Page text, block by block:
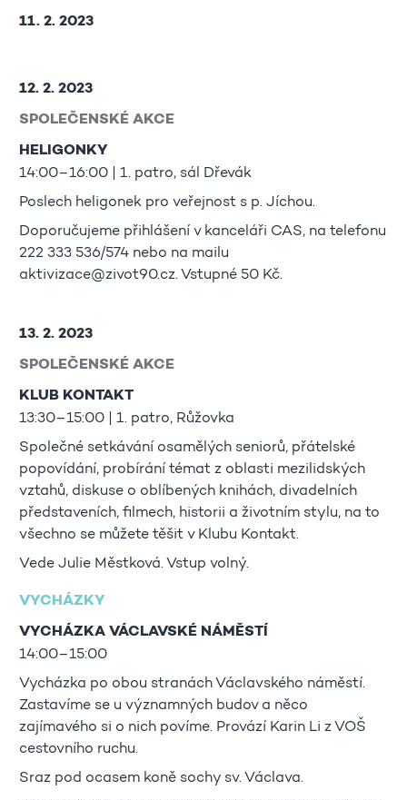
11. 2. 2023
12. 2. 2023
SPOLEČENSKÉ AKCE
HELIGONKY
14:00–16:00 | 1. patro, sál Dřevák
Poslech heligonek pro veřejnost s p. Jíchou.
Doporučujeme přihlášení v kanceláři CAS, na telefonu
222 333 536/574 nebo na mailu
aktivizace@zivot90.cz. Vstupné 50 Kč.
13. 2. 2023
SPOLEČENSKÉ AKCE
KLUB KONTAKT
13:30–15:00 | 1. patro, Růžovka
Společné setkávání osamělých seniorů, přátelské
popovídání, probírání témat z oblasti mezilidských
vztahů, diskuse o oblíbených knihách, divadelních
představeních, filmech, historii a životním stylu, na to
všechno se můžete těšit v Klubu Kontakt.
Vede Julie Městková. Vstup volný.
VYCHÁZKY
VYCHÁZKA VÁCLAVSKÉ NÁMĚSTÍ
14:00–15:00
Vycházka po obou stranách Václavského náměstí.
Zastavíme se u významných budov a něco
zajímavého si o nich povíme. Provází Karin Li z VOŠ
cestovního ruchu.
Sraz pod ocasem koně sochy sv. Václava.